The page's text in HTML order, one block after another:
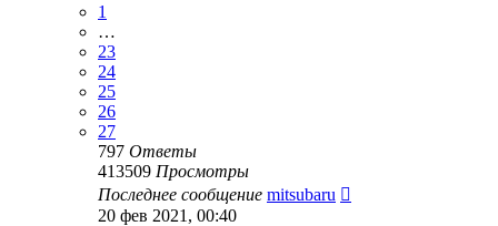
1
…
23
24
25
26
27
797 Ответы
413509 Просмотры
Последнее сообщение mitsubaru
20 фев 2021, 00:40